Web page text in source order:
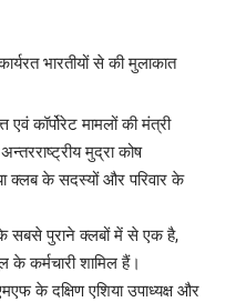
कॉर्पोरेट मामलों की मंत्री
मुद्रा कोष
क्लब के सदस्यों और परिवार के
सबसे पुराने क्लबों में से एक है,
कर्मचारी शामिल हैं।
के दक्षिण एशिया उपाध्यक्ष और